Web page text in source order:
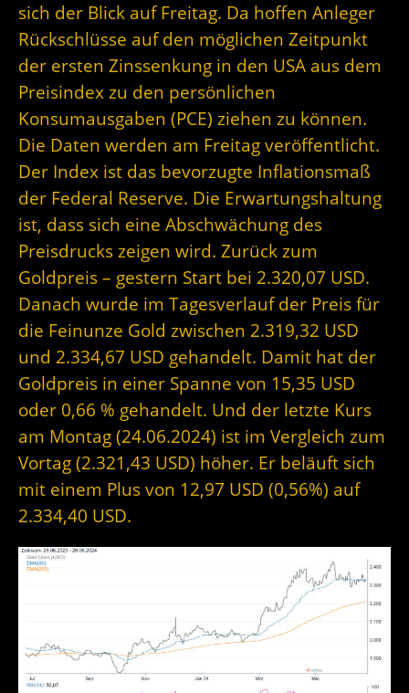
sich der Blick auf Freitag. Da hoffen Anleger
Rückschlüsse auf den möglichen Zeitpunkt
der ersten Zinssenkung in den USA aus dem
Preisindex zu den persönlichen
Konsumausgaben (PCE) ziehen zu können.
Die Daten werden am Freitag veröffentlicht.
Der Index ist das bevorzugte Inflationsmaß
der Federal Reserve. Die Erwartungshaltung
ist, dass sich eine Abschwächung des
Preisdrucks zeigen wird. Zurück zum
Goldpreis – gestern Start bei 2.320,07 USD.
Danach wurde im Tagesverlauf der Preis für
die Feinunze Gold zwischen 2.319,32 USD
und 2.334,67 USD gehandelt. Damit hat der
Goldpreis in einer Spanne von 15,35 USD
oder 0,66 % gehandelt. Und der letzte Kurs
am Montag (24.06.2024) ist im Vergleich zum
Vortag (2.321,43 USD) höher. Er beläuft sich
mit einem Plus von 12,97 USD (0,56%) auf
2.334,40 USD.